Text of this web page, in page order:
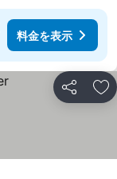
料金を表示
シェア お